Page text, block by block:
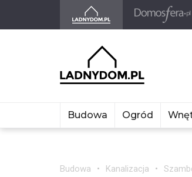
Budowa Ogród
Budowa Kanalizacja